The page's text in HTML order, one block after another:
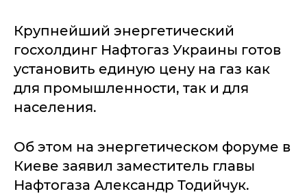
Крупнейший энергетический
госхолдинг Нафтогаз Украины готов
установить единую цену на газ как
для промышленности, так и для
населения.
Об этом на энергетическом форуме в
Киеве заявил заместитель главы
Нафтогаза Александр Тодийчук.